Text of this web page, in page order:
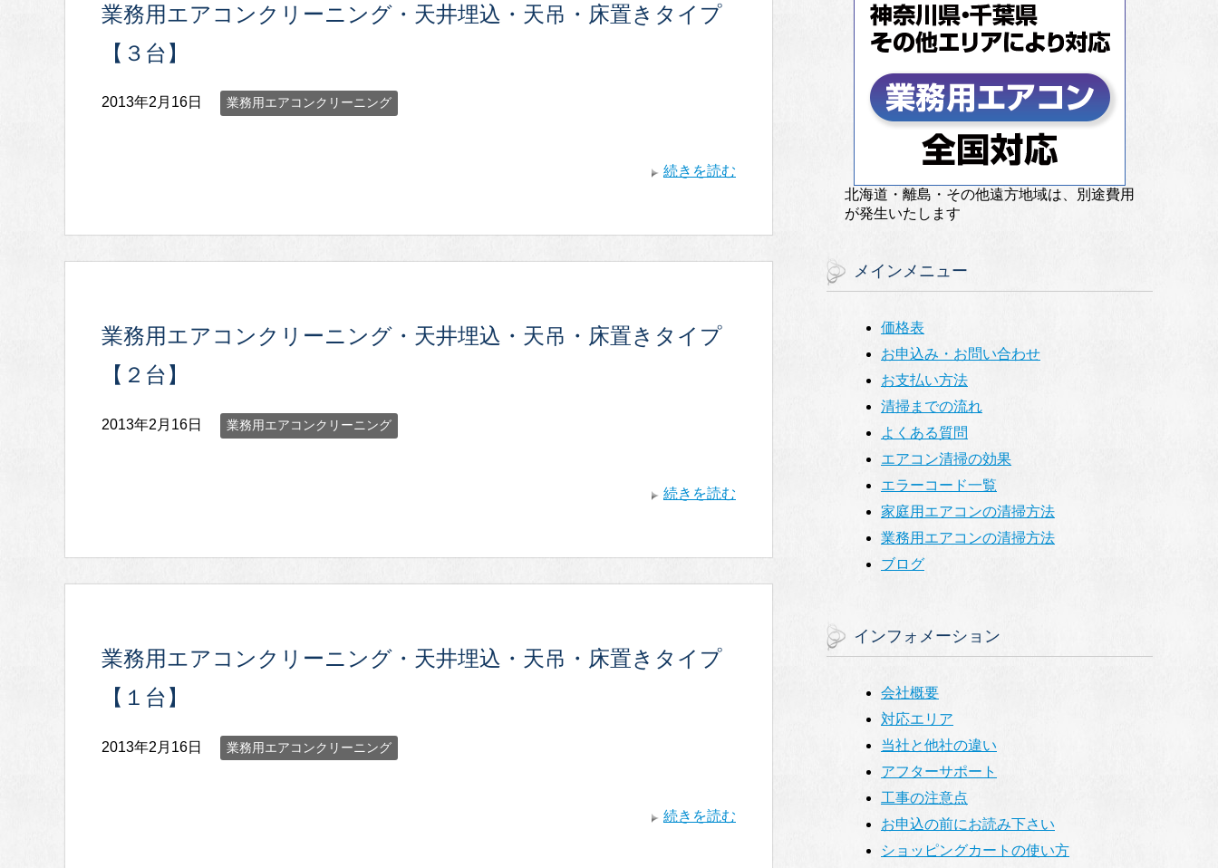
業務用エアコンクリーニング・天井埋込・天吊・床置きタイプ
【３台】
2013年2月16日 業務用エアコンクリーニング
続きを読む
業務用エアコンクリーニング・天井埋込・天吊・床置きタイプ
【２台】
2013年2月16日 業務用エアコンクリーニング
続きを読む
業務用エアコンクリーニング・天井埋込・天吊・床置きタイプ
【１台】
2013年2月16日 業務用エアコンクリーニング
続きを読む
北海道・離島・その他遠方地域は、別途費用
が発生いたします
メインメニュー
価格表
お申込み・お問い合わせ
お支払い方法
清掃までの流れ
よくある質問
エアコン清掃の効果
エラーコード一覧
家庭用エアコンの清掃方法
業務用エアコンの清掃方法
ブログ
インフォメーション
会社概要
対応エリア
当社と他社の違い
アフターサポート
工事の注意点
お申込の前にお読み下さい
ショッピングカートの使い方